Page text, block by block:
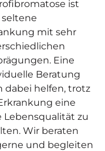
ist
mit sehr
Eine
Beratung
dabei helfen, trotz
eine
Lebensqualität zu
Wir beraten
und begleiten